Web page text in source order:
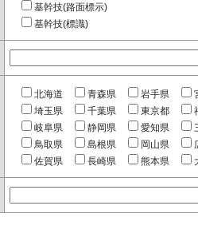
基幹技(路面標示)
基幹技(標識)
北海道 青森県 岩手県
埼玉県
千葉県 東京都
岐阜県
静岡県 愛知県
鳥取県
島根県 岡山県
佐賀県
長崎県 熊本県